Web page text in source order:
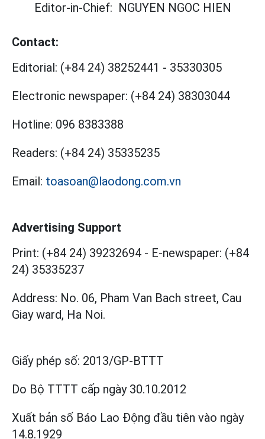
Editor-in-Chief: NGUYEN NGOC HIEN
Contact:
Editorial: (+84 24) 38252441 - 35330305
Electronic newspaper: (+84 24) 38303044
Hotline: 096 8383388
Readers: (+84 24) 35335235
Email: toasoan@laodong.com.vn
Advertising Support
Print: (+84 24) 39232694 - E-newspaper: (+84
24) 35335237
Address: No. 06, Pham Van Bach street, Cau
Giay ward, Ha Noi.
Giấy phép số: 2013/GP-BTTT
Do Bộ TTTT cấp ngày 30.10.2012
Xuất bản số Báo Lao Động đầu tiên vào ngày
14.8.1929